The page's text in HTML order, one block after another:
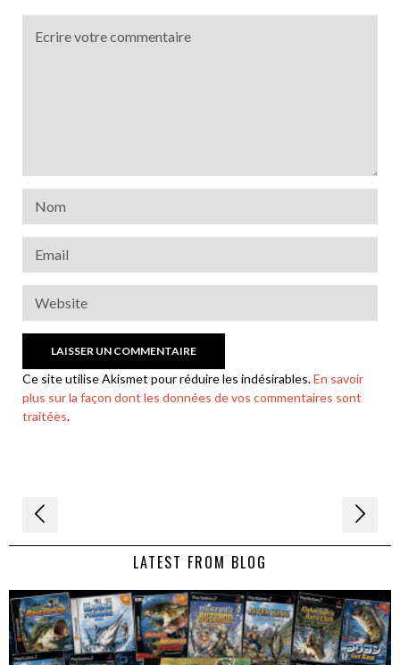
Ce site utilise Akismet pour réduire les indésirables.En savoir
plus sur la façon dont les données de vos commentaires sont
traitées.
Navigation
de LATEST FROM BLOG